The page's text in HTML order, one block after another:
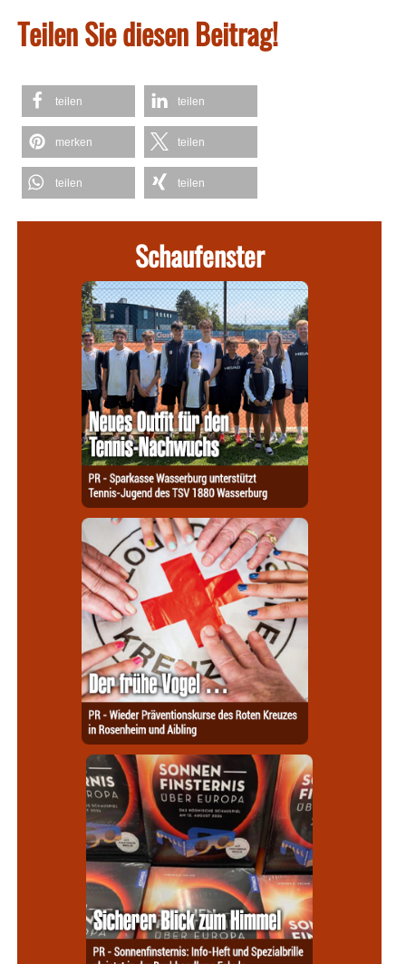
Teilen Sie diesen Beitrag!
teilen teilen
merken teilen
teilen teilen
Schaufenster